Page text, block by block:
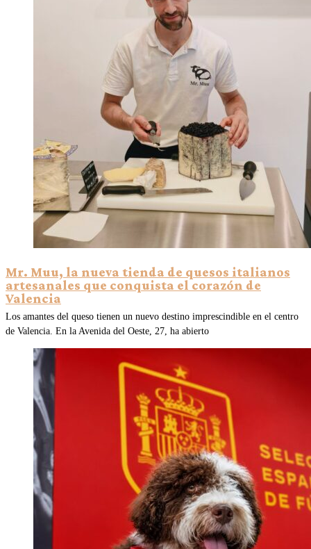
Mr. Muu, la nueva tienda de quesos italianos
artesanales que conquista el corazón de
Valencia
Los amantes del queso tienen un nuevo destino imprescindible en el centro
de Valencia. En la Avenida del Oeste, 27, ha abierto